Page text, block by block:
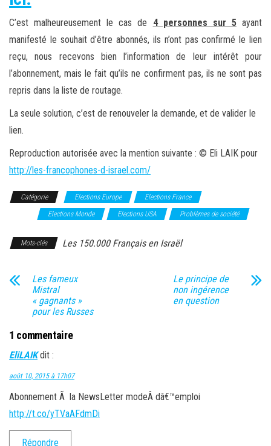
C’est malheureusement le cas de 4 personnes sur 5ayant
manifesté le souhait d’être abonnés, ils n’ont pas confirmé le lien
reçu, nous recevons bien l’information de leur intérêt pour
l’abonnement, mais le fait qu’ils ne confirment pas, ils ne sont pas
repris dans la liste de routage.
La seule solution, c’est de renouveler la demande, et de valider le
lien.
Reproduction autorisée avec la mention suivante : © Eli LAIK pour
http://les-francophones-d-israel.com/
Catégorie Elections Europe Elections France
Elections Monde Elections USA Problèmes de société
Mots-clés Les 150.000 Français en Israël
Les fameux
Mistral
« gagnants »
pour les Russes
Le principe de
non ingérence
en question
1 commentaire
EliLAIK dit :
août 10, 2015 à 17h07
Abonnement Ã la NewsLetter modeÂ dâ€™emploi
http://t.co/yTVaAFdmDi
Répondre